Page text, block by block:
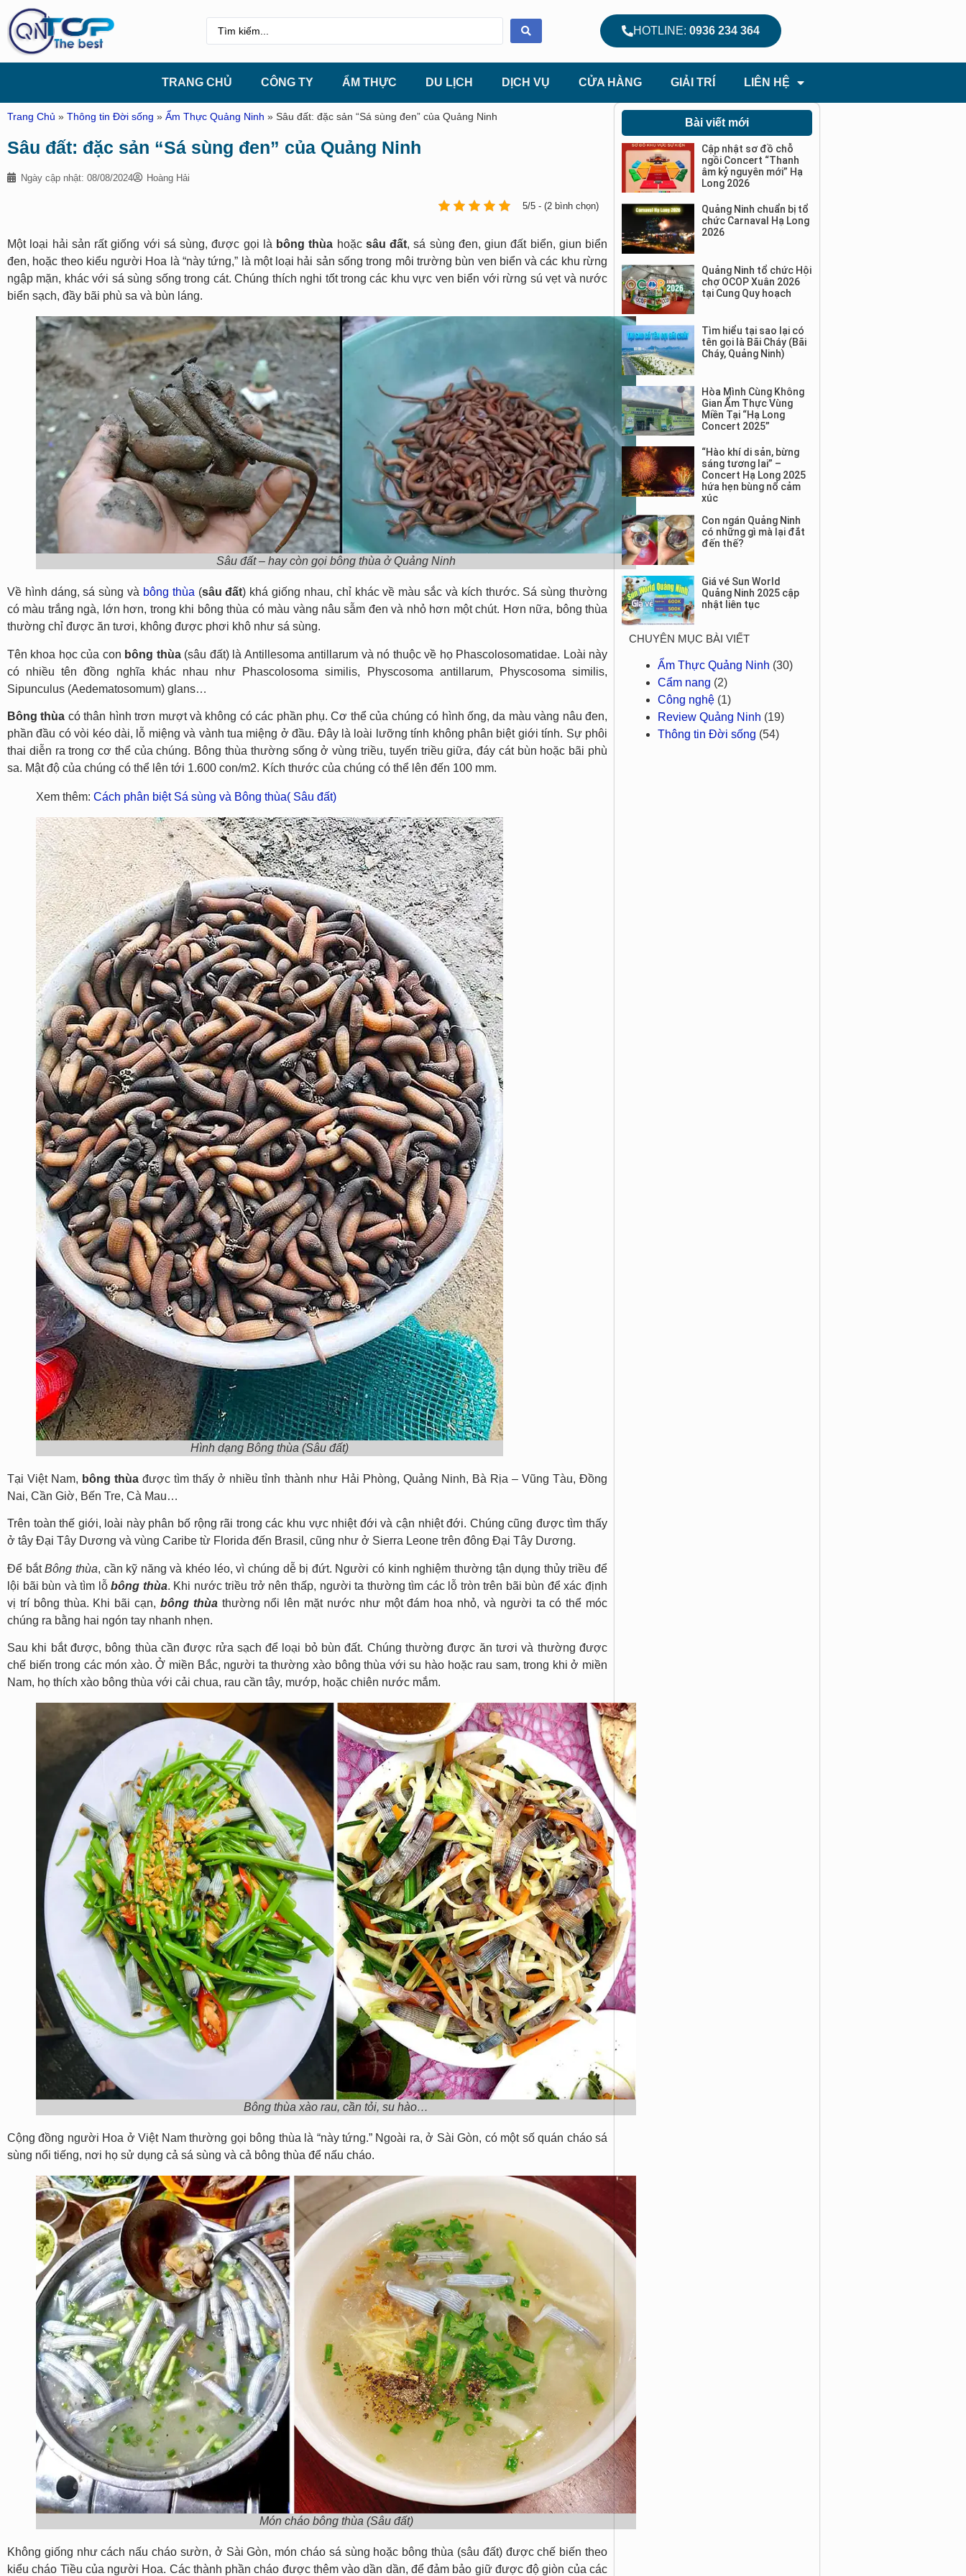
HOTLINE:0936 234 364
TRANG CHỦ CÔNG TY ẨM THỰC DU LỊCH DỊCH VỤ CỬA HÀNG GIẢI TRÍ LIÊN HỆ
Trang Chủ » Thông tin Đời sống » Ẩm Thực Quảng Ninh » Sâu đất: đặc sản “Sá sùng đen” của Quảng Ninh
Sâu đất: đặc sản “Sá sùng đen” của Quảng Ninh
Ngày cập nhật: 08/08/2024 Hoàng Hải
5/5 - (2 bình chọn)
Một loại hải sản rất giống với sá sùng, được gọi là bông thùa hoặc sâu đất, sá sùng đen, giun đất biển, giun biển
đen, hoặc theo kiểu người Hoa là “này tứng,” là một loại hải sản sống trong môi trường bùn ven biển và các khu rừng
ngập mặn, khác với sá sùng sống trong cát. Chúng thích nghi tốt trong các khu vực ven biển với rừng sú vẹt và nước
biển sạch, đầy bãi phù sa và bùn láng.
Sâu đất – hay còn gọi bông thùa ở Quảng Ninh
Về hình dáng, sá sùng và bông thùa (sâu đất) khá giống nhau, chỉ khác về màu sắc và kích thước. Sá sùng thường
có màu trắng ngà, lớn hơn, trong khi bông thùa có màu vàng nâu sẫm đen và nhỏ hơn một chút. Hơn nữa, bông thùa
thường chỉ được ăn tươi, không được phơi khô như sá sùng.
Tên khoa học của con bông thùa(sâu đất) là Antillesoma antillarum và nó thuộc về họ Phascolosomatidae. Loài này
có nhiều tên đồng nghĩa khác nhau như Phascolosoma similis, Physcosoma antillarum, Physcosoma similis,
Sipunculus (Aedematosomum) glans…
Bông thùa có thân hình trơn mượt và không có các phần phụ. Cơ thể của chúng có hình ống, da màu vàng nâu đen,
phần đầu có vòi kéo dài, lỗ miệng và vành tua miệng ở đầu. Đây là loài lưỡng tính không phân biệt giới tính. Sự phôi
thai diễn ra trong cơ thể của chúng. Bông thùa thường sống ở vùng triều, tuyến triều giữa, đáy cát bùn hoặc bãi phù
sa. Mật độ của chúng có thể lên tới 1.600 con/m2. Kích thước của chúng có thể lên đến 100 mm.
Xem thêm: Cách phân biệt Sá sùng và Bông thùa( Sâu đất)
Hình dạng Bông thùa (Sâu đất)
Tại Việt Nam, bông thùa được tìm thấy ở nhiều tỉnh thành như Hải Phòng, Quảng Ninh, Bà Rịa – Vũng Tàu, Đồng
Nai, Cần Giờ, Bến Tre, Cà Mau…
Trên toàn thế giới, loài này phân bố rộng rãi trong các khu vực nhiệt đới và cận nhiệt đới. Chúng cũng được tìm thấy
ở tây Đại Tây Dương và vùng Caribe từ Florida đến Brasil, cũng như ở Sierra Leone trên đông Đại Tây Dương.
Để bắtBông thùa, cần kỹ năng và khéo léo, vì chúng dễ bị đứt. Người có kinh nghiệm thường tận dụng thủy triều để
lội bãi bùn và tìm lỗbông thùa. Khi nước triều trở nên thấp, người ta thường tìm các lỗ tròn trên bãi bùn để xác định
vị trí bông thùa. Khi bãi cạn, bông thùathường nổi lên mặt nước như một đám hoa nhỏ, và người ta có thể móc
chúng ra bằng hai ngón tay nhanh nhẹn.
Sau khi bắt được, bông thùa cần được rửa sạch để loại bỏ bùn đất. Chúng thường được ăn tươi và thường được
chế biến trong các món xào. Ở miền Bắc, người ta thường xào bông thùa với su hào hoặc rau sam, trong khi ở miền
Nam, họ thích xào bông thùa với cải chua, rau cần tây, mướp, hoặc chiên nước mắm.
Bông thùa xào rau, cần tỏi, su hào…
Cộng đồng người Hoa ở Việt Nam thường gọi bông thùa là “này tứng.” Ngoài ra, ở Sài Gòn, có một số quán cháo sá
sùng nổi tiếng, nơi họ sử dụng cả sá sùng và cả bông thùa để nấu cháo.
Món cháo bông thùa (Sâu đất)
Không giống như cách nấu cháo sườn, ở Sài Gòn, món cháo sá sùng hoặc bông thùa (sâu đất) được chế biến theo
kiểu cháo Tiều của người Hoa. Các thành phần cháo được thêm vào dần dần, để đảm bảo giữ được độ giòn của các
Bài viết mới
Cập nhật sơ đồ chỗ
ngồi Concert “Thanh
âm kỷ nguyên mới” Hạ
Long 2026
Quảng Ninh chuẩn bị tổ
chức Carnaval Hạ Long
2026
Quảng Ninh tổ chức Hội
chợ OCOP Xuân 2026
tại Cung Quy hoạch
Tìm hiểu tại sao lại có
tên gọi là Bãi Cháy (Bãi
Cháy, Quảng Ninh)
Hòa Mình Cùng Không
Gian Ẩm Thực Vùng
Miền Tại “Hạ Long
Concert 2025”
“Hào khí di sản, bừng
sáng tương lai” –
Concert Hạ Long 2025
hứa hẹn bùng nổ cảm
xúc
Con ngán Quảng Ninh
có những gì mà lại đắt
đến thế?
Giá vé Sun World
Quảng Ninh 2025 cập
nhật liên tục
CHUYÊN MỤC BÀI VIẾT
Ẩm Thực Quảng Ninh (30)
Cẩm nang (2)
Công nghệ (1)
Review Quảng Ninh (19)
Thông tin Đời sống (54)